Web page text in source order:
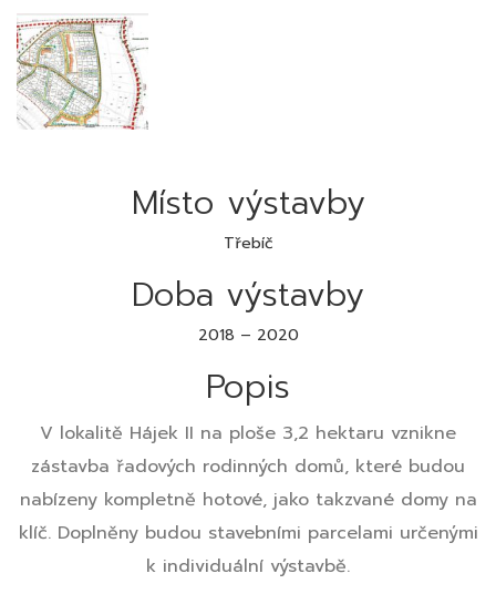
Místo výstavby
Třebíč
Doba výstavby
2018 – 2020
Popis
V lokalitě Hájek II na ploše 3,2 hektaru vznikne
zástavba řadových rodinných domů, které budou
nabízeny kompletně hotové, jako takzvané domy na
klíč. Doplněny budou stavebními parcelami určenými
k individuální výstavbě.